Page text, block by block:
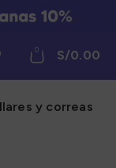
0 S/0.00
y correas